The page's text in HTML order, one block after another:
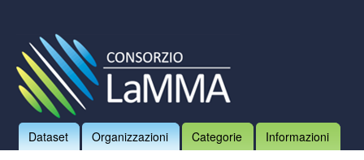
Dataset Organizzazioni Categorie Informazioni